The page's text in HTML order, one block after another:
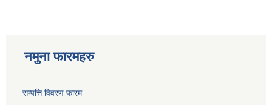
नमुना फारमहरु
सम्पत्ति विवरण फारम